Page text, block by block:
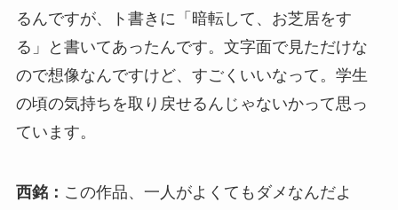
るんですが、ト書きに「暗転して、お芝居をす
る」と書いてあったんです。文字面で見ただけな
ので想像なんですけど、すごくいいなって。学生
の頃の気持ちを取り戻せるんじゃないかって思っ
ています。
西銘： この作品、一人がよくてもダメなんだよ